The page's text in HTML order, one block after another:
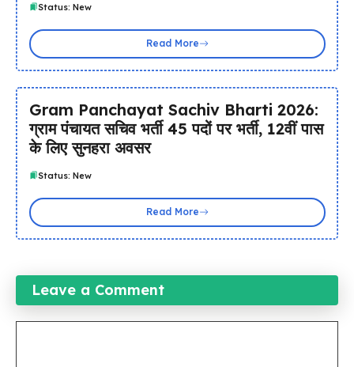
Status: New
Read More
Gram Panchayat Sachiv Bharti 2026:
ग्राम पंचायत सचिव भर्ती 45 पदों पर भर्ती, 12वीं पास
के लिए सुनहरा अवसर
Status: New
Read More
Leave a Comment